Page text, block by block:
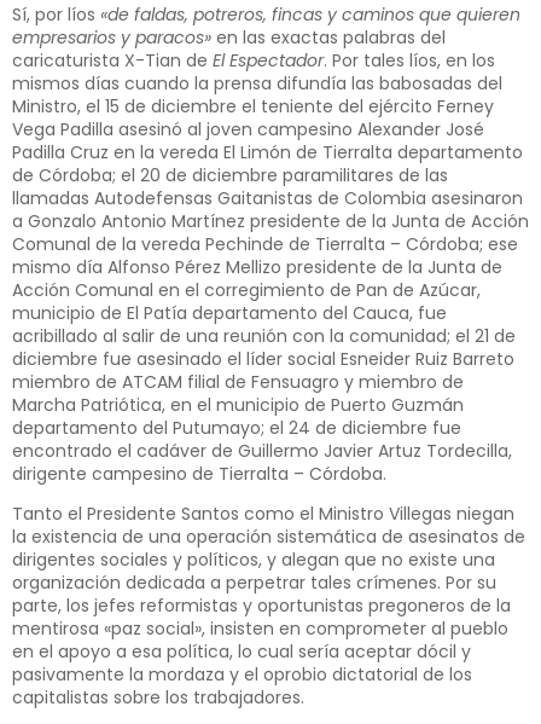
Sí, por líos «de faldas, potreros, fincas y caminos que quieren
empresarios y paracos» en las exactas palabras del
caricaturista X-Tian de El Espectador. Por tales líos, en los
mismos días cuando la prensa difundía las babosadas del
Ministro, el 15 de diciembre el teniente del ejército Ferney
Vega Padilla asesinó al joven campesino Alexander José
Padilla Cruz en la vereda El Limón de Tierralta departamento
de Córdoba; el 20 de diciembre paramilitares de las
llamadas Autodefensas Gaitanistas de Colombia asesinaron
a Gonzalo Antonio Martínez presidente de la Junta de Acción
Comunal de la vereda Pechinde de Tierralta – Córdoba; ese
mismo día Alfonso Pérez Mellizo presidente de la Junta de
Acción Comunal en el corregimiento de Pan de Azúcar,
municipio de El Patía departamento del Cauca, fue
acribillado al salir de una reunión con la comunidad; el 21 de
diciembre fue asesinado el líder social Esneider Ruiz Barreto
miembro de ATCAM filial de Fensuagro y miembro de
Marcha Patriótica, en el municipio de Puerto Guzmán
departamento del Putumayo; el 24 de diciembre fue
encontrado el cadáver de Guillermo Javier Artuz Tordecilla,
dirigente campesino de Tierralta – Córdoba.
Tanto el Presidente Santos como el Ministro Villegas niegan
la existencia de una operación sistemática de asesinatos de
dirigentes sociales y políticos, y alegan que no existe una
organización dedicada a perpetrar tales crímenes. Por su
parte, los jefes reformistas y oportunistas pregoneros de la
mentirosa «paz social», insisten en comprometer al pueblo
en el apoyo a esa política, lo cual sería aceptar dócil y
pasivamente la mordaza y el oprobio dictatorial de los
capitalistas sobre los trabajadores.